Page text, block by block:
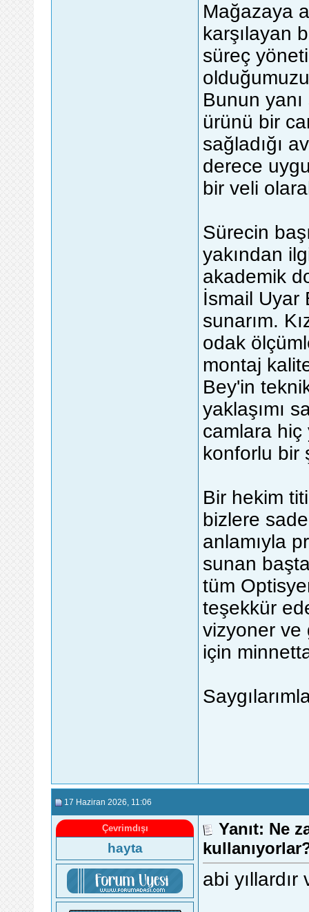
Mağazaya
karşılayan
süreç
Bunun
ürünü bir
sağladığı
derece
bir veli
Sürecin
yakından
akademik
İsmail Uyar
sunarım.
odak
montaj
Bey'in
yaklaşımı
camlara hiç
konforlu bir
Bir hekim
bizlere
anlamıyla
sunan
tüm
teşekkür
vizyoner ve
için
17 Haziran 2026 , 11:06
Çevrimdışı
hayta
Yanıt: Ne
abi